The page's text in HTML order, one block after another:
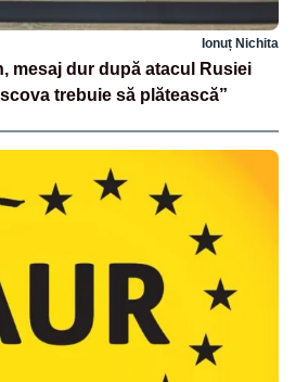
Ionuț Nichita
mesaj dur după atacul Rusiei
trebuie să plătească”